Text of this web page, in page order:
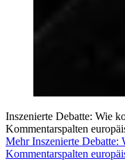
Inszenierte Debatte: Wie
Kommentarspalten
Mehr Inszenierte Debatte:
Kommentarspalten